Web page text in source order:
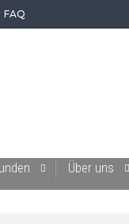
FAQ
Über uns